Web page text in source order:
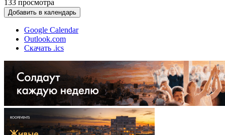
133 просмотра
Добавить в календарь
Google Calendar
Outlook.com
Скачать .ics